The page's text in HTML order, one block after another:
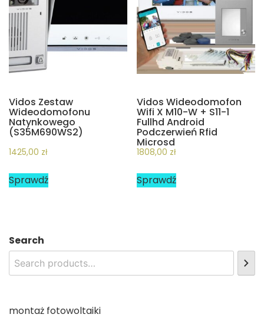
Vidos Zestaw
Wideodomofonu
Natynkowego
(S35M690WS2)
1425,00 zł
Sprawdź
Vidos Wideodomofon
Wifi X M10-W + S11-1
Fullhd Android
Podczerwień Rfid
Microsd
1808,00 zł
Sprawdź
Search
montaż fotowoltaiki